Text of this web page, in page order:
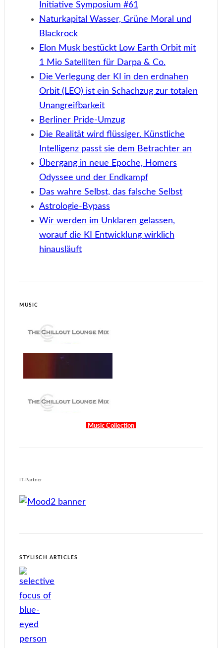
Initiative Symposium #61
Naturkapital Wasser, Grüne Moral und
Blackrock
Elon Musk bestückt Low Earth Orbit mit
1 Mio Satelliten für Darpa & Co.
Die Verlegung der KI in den erdnahen
Orbit (LEO) ist ein Schachzug zur totalen
Unangreifbarkeit
Berliner Pride-Umzug
Die Realität wird flüssiger. Künstliche
Intelligenz passt sie dem Betrachter an
Übergang in neue Epoche, Homers
Odyssee und der Endkampf
Das wahre Selbst, das falsche Selbst
Astrologie-Bypass
Wir werden im Unklaren gelassen,
worauf die KI Entwicklung wirklich
hinausläuft
MUSIC
Music Collection
IT-Partner
STYLISCH ARTICLES